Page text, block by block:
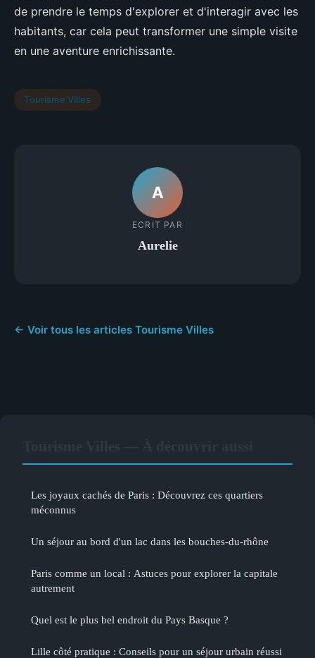
de prendre le temps d'explorer et d'interagir avec les
habitants, car cela peut transformer une simple visite
en une aventure enrichissante.
Tourisme Villes
A
ECRIT PAR
Aurelie
← Voir tous les articles Tourisme Villes
Les joyaux cachés de Paris : Découvrez ces quartiers
méconnus
Un séjour au bord d'un lac dans les bouches-du-rhône
Paris comme un local : Astuces pour explorer la capitale
autrement
Quel est le plus bel endroit du Pays Basque ?
Lille côté pratique : Conseils pour un séjour urbain réussi